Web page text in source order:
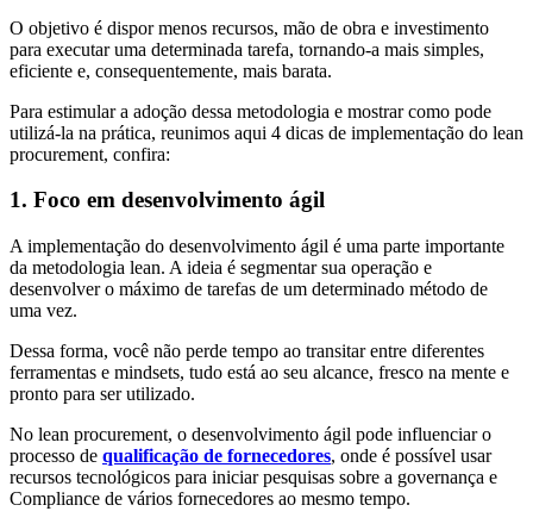
O objetivo é dispor menos recursos, mão de obra e investimento
para executar uma determinada tarefa, tornando-a mais simples,
eficiente e, consequentemente, mais barata.
Para estimular a adoção dessa metodologia e mostrar como pode
utilizá-la na prática, reunimos aqui 4 dicas de implementação do lean
procurement, confira:
1. Foco em desenvolvimento ágil
A implementação do desenvolvimento ágil é uma parte importante
da metodologia lean. A ideia é segmentar sua operação e
desenvolver o máximo de tarefas de um determinado método de
uma vez.
Dessa forma, você não perde tempo ao transitar entre diferentes
ferramentas e mindsets, tudo está ao seu alcance, fresco na mente e
pronto para ser utilizado.
No lean procurement, o desenvolvimento ágil pode influenciar o
processo de qualificação de fornecedores, onde é possível usar
recursos tecnológicos para iniciar pesquisas sobre a governança e
Compliance de vários fornecedores ao mesmo tempo.